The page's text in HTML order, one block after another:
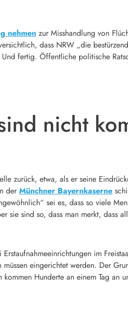
nehmen zur Misshandlung von
dass NRW „die
fertig. Öffentliche politische
nicht
zurück, etwa, als er seine
der Münchner Bayernkaserne
sei es, dass so viele
sie sind so, dass man merkt, dass
im
eingerichtet werden. Der
Hunderte an einem Tag an